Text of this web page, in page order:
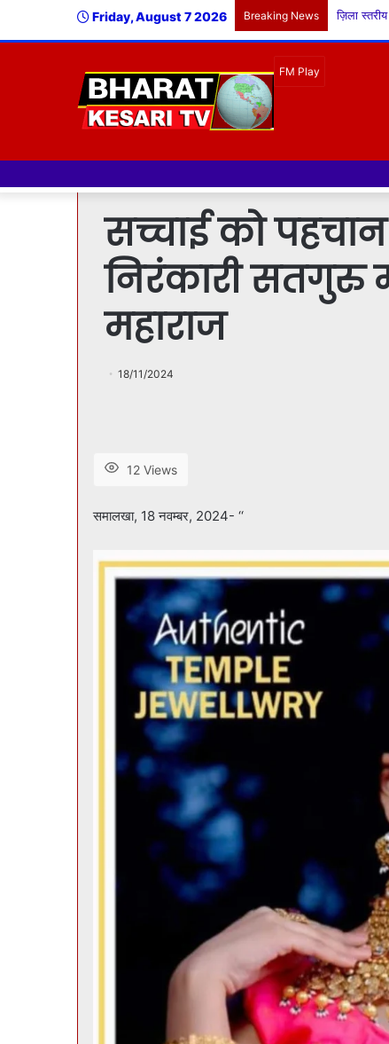
Friday, August 7 2026 Breaking News
नमस्कार
सच्चाई को
निरंकारी सतगुरु
महाराज
18/11/2024
12 Views
समालखा, 18 नवम्बर, 2024- ‘‘